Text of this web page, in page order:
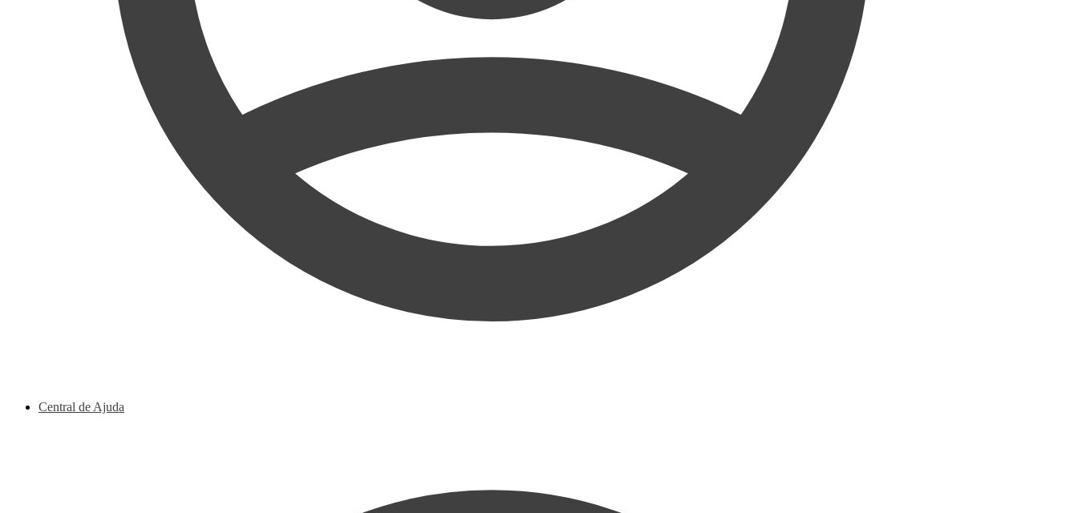
Central de Ajuda